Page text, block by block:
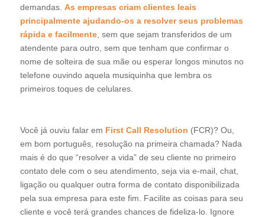
demandas. As empresas criam clientes leais
principalmente ajudando-os a resolver seus problemas
rápida e facilmente, sem que sejam transferidos de um
atendente para outro, sem que tenham que confirmar o
nome de solteira de sua mãe ou esperar longos minutos no
telefone ouvindo aquela musiquinha que lembra os
primeiros toques de celulares.
Você já ouviu falar em First Call Resolution (FCR)? Ou,
em bom português, resolução na primeira chamada? Nada
mais é do que “resolver a vida” de seu cliente no primeiro
contato dele com o seu atendimento, seja via e-mail, chat,
ligação ou qualquer outra forma de contato disponibilizada
pela sua empresa para este fim. Facilite as coisas para seu
cliente e você terá grandes chances de fideliza-lo. Ignore